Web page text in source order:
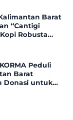
Barat
“Cantigi
Robusta
LandakPeduli
Barat
Donasi untuk